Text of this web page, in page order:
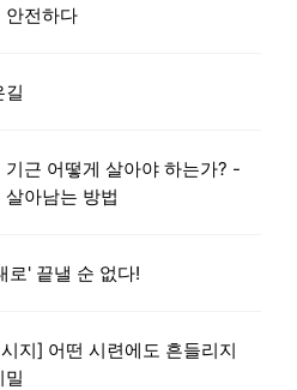
안전하다
길
기근 어떻게 살아야 하는가? -
방법
로' 끝낼 순 없다!
지] 어떤 시련에도 흔들리지
밀